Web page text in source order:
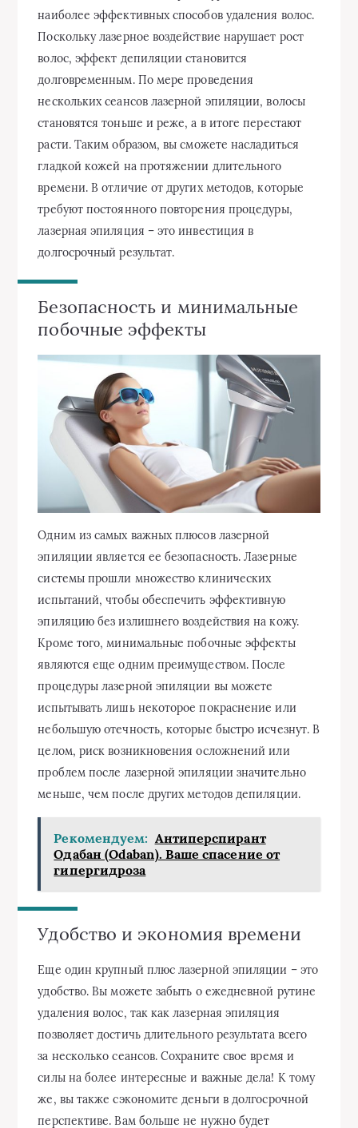
наиболее эффективных способов удаления волос.
Поскольку лазерное воздействие нарушает рост
волос, эффект депиляции становится
долговременным. По мере проведения
нескольких сеансов лазерной эпиляции, волосы
становятся тоньше и реже, а в итоге перестают
расти. Таким образом, вы сможете насладиться
гладкой кожей на протяжении длительного
времени. В отличие от других методов, которые
требуют постоянного повторения процедуры,
лазерная эпиляция – это инвестиция в
долгосрочный результат.
Безопасность и минимальные
побочные эффекты
Одним из самых важных плюсов лазерной
эпиляции является ее безопасность. Лазерные
системы прошли множество клинических
испытаний, чтобы обеспечить эффективную
эпиляцию без излишнего воздействия на кожу.
Кроме того, минимальные побочные эффекты
являются еще одним преимуществом. После
процедуры лазерной эпиляции вы можете
испытывать лишь некоторое покраснение или
небольшую отечность, которые быстро исчезнут. В
целом, риск возникновения осложнений или
проблем после лазерной эпиляции значительно
меньше, чем после других методов депиляции.
Рекомендуем: Антиперспирант
Одабан (Odaban). Ваше спасение от
гипергидроза
Удобство и экономия времени
Еще один крупный плюс лазерной эпиляции – это
удобство. Вы можете забыть о ежедневной рутине
удаления волос, так как лазерная эпиляция
позволяет достичь длительного результата всего
за несколько сеансов. Сохраните свое время и
силы на более интересные и важные дела! К тому
же, вы также сэкономите деньги в долгосрочной
перспективе. Вам больше не нужно будет